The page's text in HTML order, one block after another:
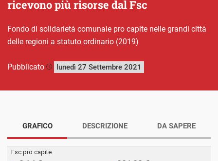
ricevono più risorse dal Fsc
Fondo di solidarietà comunale pro capite nelle grandi città
delle regioni a statuto ordinario (2019)
Pubblicato lunedì 27 Settembre 2021
GRAFICO DESCRIZIONE DA SAPERE